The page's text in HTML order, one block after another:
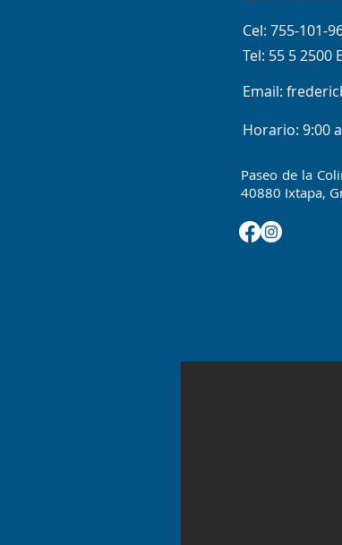
Cel: 755-101-
Tel: 55 5 2500
Email:
Horario: 9:00
Paseo de la
40880 Ixtapa,